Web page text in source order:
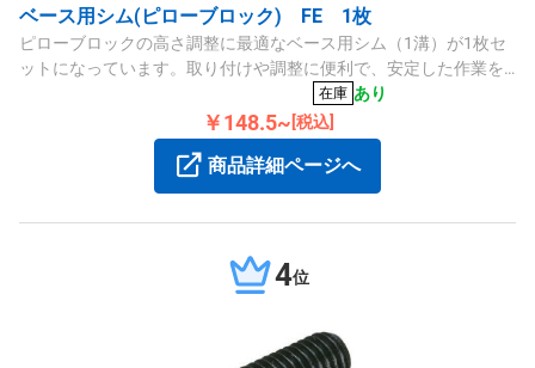
ベース用シム(ピローブロック) FE 1枚
ピローブロックの高さ調整に最適なベース用シム（1溝）が1枚セ
ットになっています。取り付けや調整に便利で、安定した作業を
在庫 あり
￥148.5~ [税込]
商品詳細ページへ
4位